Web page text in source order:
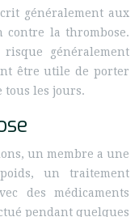
généralement aux
contre la thrombose.
généralement
être utile de porter
tous les jours.
un membre a une
un traitement
des médicaments
pendant quelques